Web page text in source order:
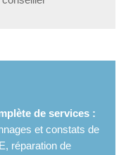
de services :
et constats de
réparation de